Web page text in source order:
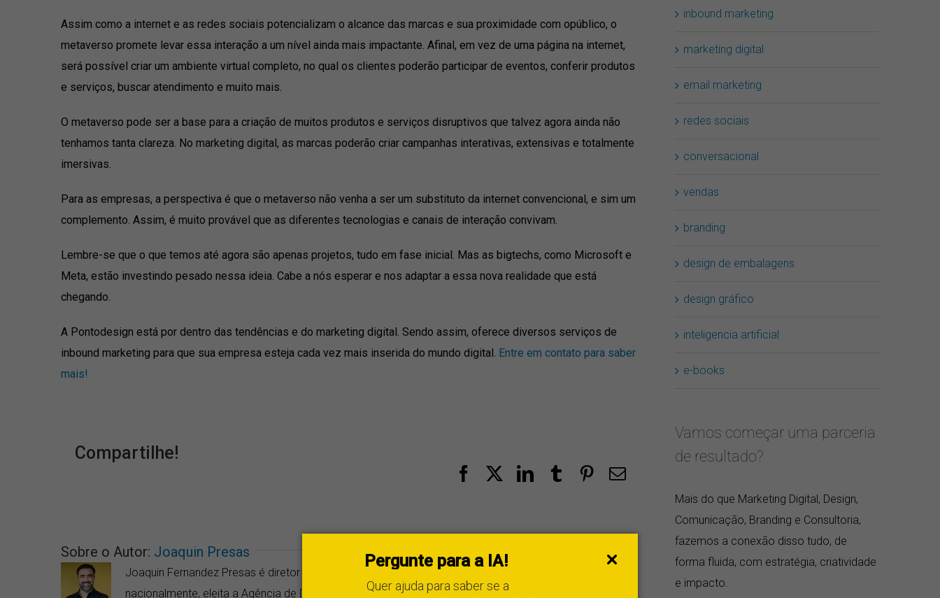
Pergunte para a IA!
Quer ajuda para saber se a
Assim como a internet e as redes sociais potencializam o alcance das marcas e sua proximidade com opúblico, o
metaverso promete levar essa interação a um nível ainda mais impactante. Afinal, em vez de uma página na internet,
será possível criar um ambiente virtual completo, no qual os clientes poderão participar de eventos, conferir produtos
e serviços, buscar atendimento e muito mais.
O metaverso pode ser a base para a criação de muitos produtos e serviços disruptivos que talvez agora ainda não
tenhamos tanta clareza. No marketing digital, as marcas poderão criar campanhas interativas, extensivas e totalmente
imersivas.
Para as empresas, a perspectiva é que o metaverso não venha a ser um substituto da internet convencional, e sim um
complemento. Assim, é muito provável que as diferentes tecnologias e canais de interação convivam.
Lembre-se que o que temos até agora são apenas projetos, tudo em fase inicial. Mas as bigtechs, como Microsoft e
Meta, estão investindo pesado nessa ideia. Cabe a nós esperar e nos adaptar a essa nova realidade que está
chegando.
A Pontodesign está por dentro das tendências e do marketing digital. Sendo assim, oferece diversos serviços de
inbound marketing para que sua empresa esteja cada vez mais inserida do mundo digital. Entre em contato para saber
mais!
Compartilhe!
FacebookLinkedInTumblrPinterest
E-
Sobre o Autor: Joaquin Presas
Joaquin Fernandez Presas é diretor da Pontodesign, agência de marketing digital e design reconhecida
nacionalmente, eleita a Agência de Design do Ano em 2007 e 2025, e vencedora de uma categoria do
inbound marketing
marketing digital
email marketing
redes sociais
conversacional
vendas
branding
design de embalagens
design gráfico
inteligencia artificial
e-books
Vamos começar uma parceria
de resultado?
Mais do que Marketing Digital, Design,
Comunicação, Branding e Consultoria,
fazemos a conexão disso tudo, de
forma fluida, com estratégia, criatividade
e impacto.